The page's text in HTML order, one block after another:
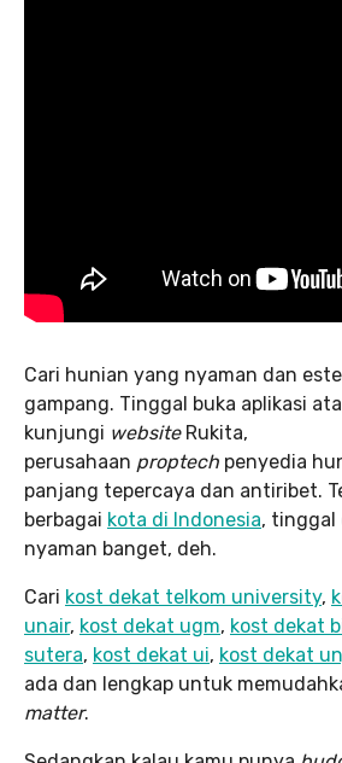
Cari hunian yang nyaman dan
gampang. Tinggal buka aplikasi
kunjungi websiteRukita,
perusahaan proptech penyedia
panjang tepercaya dan antiribet.
berbagai kota di Indonesia, tinggal
nyaman banget, deh.
Cari kost dekat telkom university,
unair, kost dekat ugm, kost dekat
sutera, kost dekat ui, kost dekat
ada dan lengkap untuk
matter.